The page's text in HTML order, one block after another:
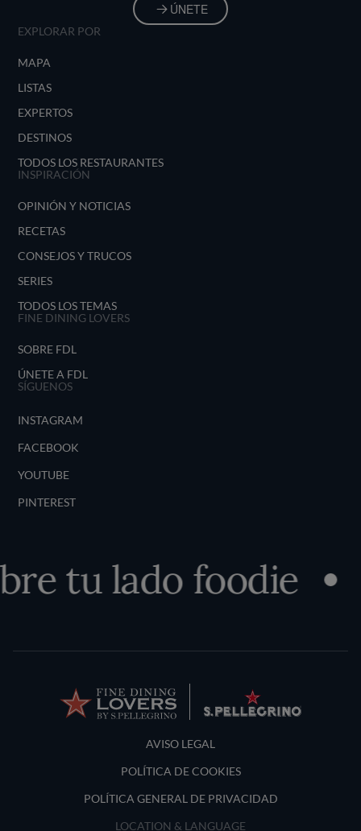
ÚNETE
EXPLORAR POR
MAPA
LISTAS
EXPERTOS
DESTINOS
TODOS LOS RESTAURANTES
INSPIRACIÓN
OPINIÓN Y NOTICIAS
RECETAS
CONSEJOS Y TRUCOS
SERIES
TODOS LOS TEMAS
FINE DINING LOVERS
SOBRE FDL
ÚNETE A FDL
SÍGUENOS
INSTAGRAM
FACEBOOK
YOUTUBE
PINTEREST
tu lado foodie
Terms and Conditions
AVISO LEGAL
POLÍTICA DE COOKIES
POLÍTICA GENERAL DE PRIVACIDAD
LOCATION & LANGUAGE